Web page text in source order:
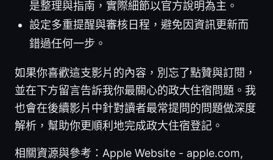
是整理與指南，實際細節以官方說明為主。
設定多重提醒與審核日程，避免因資訊更新而
錯過任何一步。
如果你喜歡這支影片的內容，別忘了點贊與訂閱，
並在下方留言告訴我你最關心的政大住宿問題。我
也會在後續影片中針對讀者最常提問的問題做深度
解析，幫助你更順利地完成政大住宿登記。
相關資源與參考：Apple Website - apple.com,